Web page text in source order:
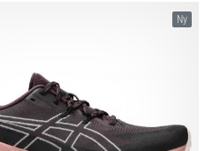
Ny